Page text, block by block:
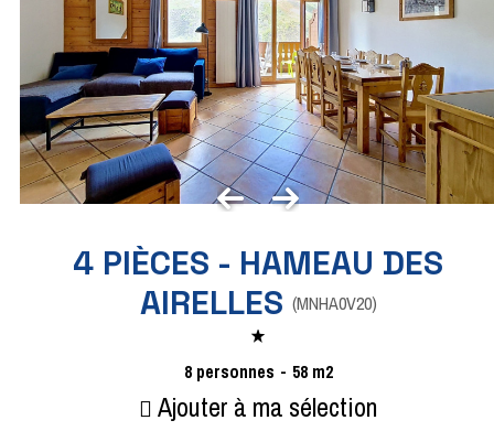
4 PIÈCES - HAMEAU DES
AIRELLES (MNHA0V20)
8 personnes 58 m2
Ajouter à ma sélection